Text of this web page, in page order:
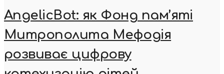
AngelicBot: як Фонд пам’яті
Митрополита Мефодія
розвиває цифрову